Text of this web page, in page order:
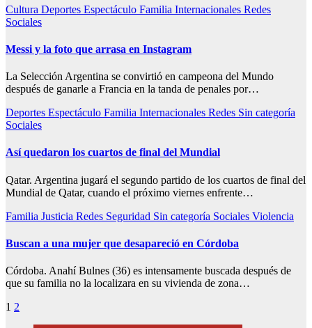
Cultura Deportes Espectáculo Familia Internacionales Redes
Sociales
Messi y la foto que arrasa en Instagram
La Selección Argentina se convirtió en campeona del Mundo
después de ganarle a Francia en la tanda de penales por…
Deportes Espectáculo Familia Internacionales Redes Sin categoría
Sociales
Así quedaron los cuartos de final del Mundial
Qatar. Argentina jugará el segundo partido de los cuartos de final del
Mundial de Qatar, cuando el próximo viernes enfrente…
Familia Justicia Redes Seguridad Sin categoría Sociales Violencia
Buscan a una mujer que desapareció en Córdoba
Córdoba. Anahí Bulnes (36) es intensamente buscada después de
que su familia no la localizara en su vivienda de zona…
Paginación
1 2